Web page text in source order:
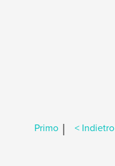
Primo | < Indietro